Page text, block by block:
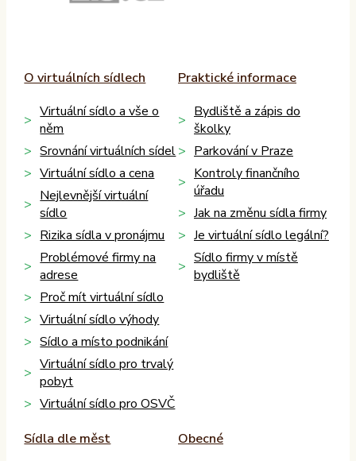
O virtuálních sídlech
Virtuální sídlo a vše o
něm
Srovnání virtuálních sídel
Virtuální sídlo a cena
Nejlevnější virtuální
sídlo
Rizika sídla v pronájmu
Problémové firmy na
adrese
Proč mít virtuální sídlo
Virtuální sídlo výhody
Sídlo a místo podnikání
Virtuální sídlo pro trvalý
pobyt
Virtuální sídlo pro OSVČ
Praktické informace
Bydliště a zápis do
školky
Parkování v Praze
Kontroly finančního
úřadu
Jak na změnu sídla firmy
Je virtuální sídlo legální?
Sídlo firmy v místě
bydliště
Sídla dle měst
Obecné